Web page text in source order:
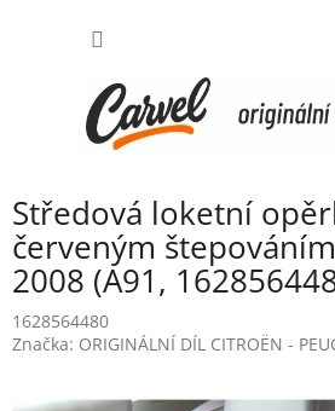
Středová loketní
červeným
2008 (A91,
1628564480
Značka: ORIGINÁLNÍ DÍL CITROËN -